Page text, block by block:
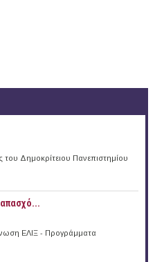
Δημοκρίτειου Πανεπιστημίου
ΕΛΙΞ - Προγράμματα